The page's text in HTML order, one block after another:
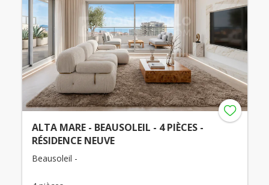
ALTA MARE - BEAUSOLEIL - 4 PIÈCES -
RÉSIDENCE NEUVE
Beausoleil -